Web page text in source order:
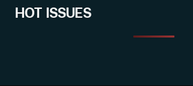
HOT ISSUES